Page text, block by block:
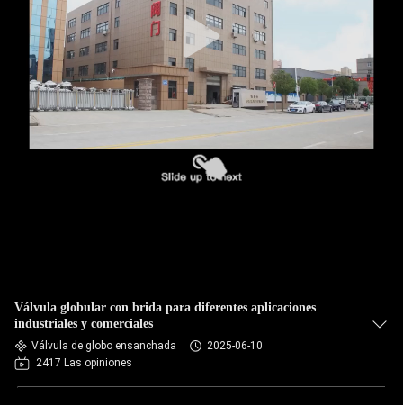
Válvula globular con brida para diferentes aplicaciones
industriales y comerciales
Válvula de globo ensanchada
2025-06-10
2417 Las opiniones